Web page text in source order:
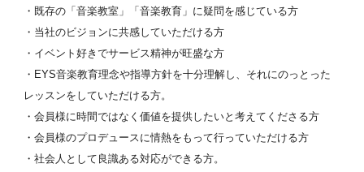
・既存の「音楽教室」「音楽教育」に疑問を感じている方
・当社のビジョンに共感していただける方
・イベント好きでサービス精神が旺盛な方
・EYS音楽教育理念や指導方針を十分理解し、それにのっとった
レッスンをしていただける方。
・会員様に時間ではなく価値を提供したいと考えてくださる方
・会員様のプロデュースに情熱をもって行っていただける方
・社会人として良識ある対応ができる方。